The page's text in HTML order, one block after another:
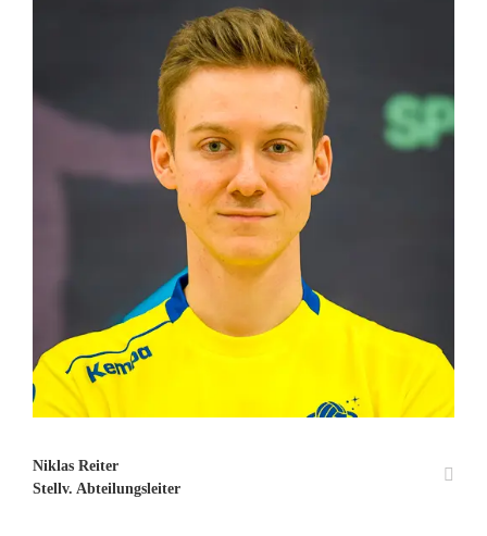
Niklas Reiter
Stellv. Abteilungsleiter